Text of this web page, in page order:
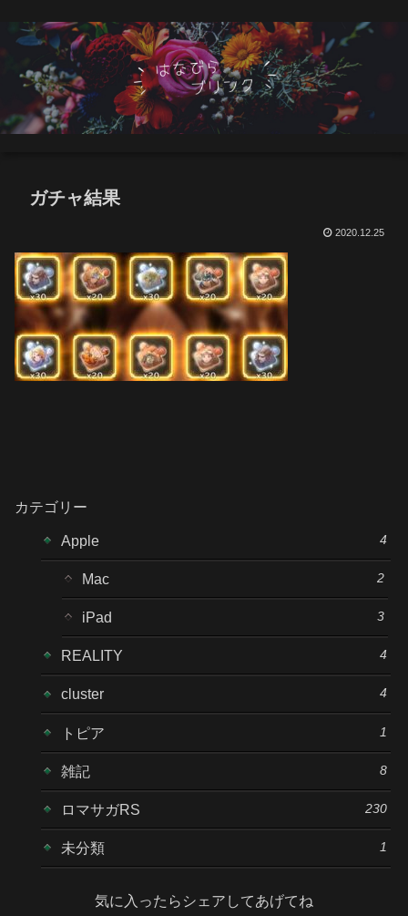
ガチャ結果
2020.12.25
カテゴリー
Apple 4
Mac 2
iPad 3
REALITY 4
cluster 4
トピア 1
雑記 8
ロマサガRS 230
未分類 1
気に入ったらシェアしてあげてね